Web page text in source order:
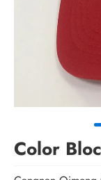
Color